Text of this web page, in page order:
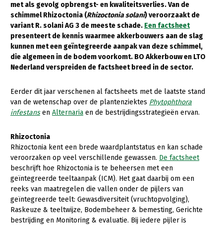
Thema’s
Gezonde planten
Gezonde dieren
Natuur, klimaat en energie
Platteland en omgeving
Internationaal
Sectoren
Dier
Biologische Landbouw
Geitenhouderij
Plant
Akkerbouw
Multifunctionele landbouw
met als gevolg opbrengst- en kwaliteitsverlies. Van de
schimmel Rhizoctonia (Rhizoctonia solani) veroorzaakt de
variant R. solani AG 3 de meeste schade. Een factsheet
presenteert de kennis waarmee akkerbouwers aan de slag
kunnen met een geïntegreerde aanpak van deze schimmel,
die algemeen in de bodem voorkomt. BO Akkerbouw en LTO
Nederland verspreiden de factsheet breed in de sector.
Eerder dit jaar verschenen al factsheets met de laatste stand
van de wetenschap over de plantenziektes Phytophthora
infestansen Alternaria en de bestrijdingsstrategieën ervan.
Rhizoctonia
Rhizoctonia kent een brede waardplantstatus en kan schade
veroorzaken op veel verschillende gewassen. De factsheet
beschrijft hoe Rhizoctonia is te beheersen met een
geïntegreerde teeltaanpak (ICM). Het gaat daarbij om een
reeks van maatregelen die vallen onder de pijlers van
geïntegreerde teelt: Gewasdiversiteit (vruchtopvolging),
Raskeuze & teeltwijze, Bodembeheer & bemesting, Gerichte
bestrijding en Monitoring & evaluatie. Bij iedere pijler is